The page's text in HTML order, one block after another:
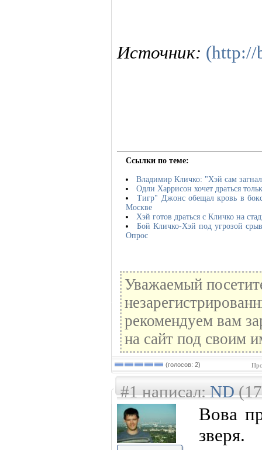
Источник: (http://
Ссылки по теме:
Владимир Кличко: "Хэй сам
Одли Харрисон хочет драться
Тигр" Джонс обещал кровь в
Москве
Хэй готов драться с Кличко на
Бой Кличко-Хэй под угрозой
Опрос
Уважаемый
рекомендуем вам
на сайт под своим
(голосов: 2)
#1 написал:ND(17
Вова
зверя.